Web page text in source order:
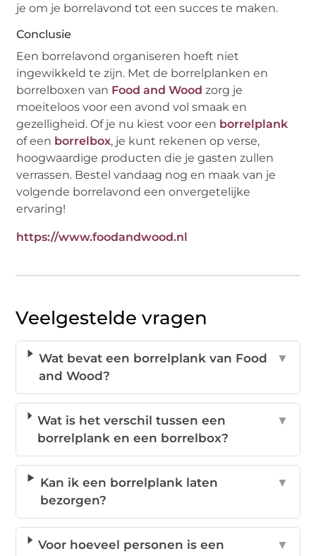
je om je borrelavond tot een succes te maken.
Conclusie
Een borrelavond organiseren hoeft niet
ingewikkeld te zijn. Met de borrelplanken en
borrelboxen van Food and Wood zorg je
moeiteloos voor een avond vol smaak en
gezelligheid. Of je nu kiest voor een borrelplank
of een borrelbox, je kunt rekenen op verse,
hoogwaardige producten die je gasten zullen
verrassen. Bestel vandaag nog en maak van je
volgende borrelavond een onvergetelijke
ervaring!
https://www.foodandwood.nl
Veelgestelde vragen
Wat bevat een borrelplank van Food
and Wood?
▼
Wat is het verschil tussen een
borrelplank en een borrelbox?
▼
Kan ik een borrelplank laten
bezorgen?
▼
Voor hoeveel personen is een
▼